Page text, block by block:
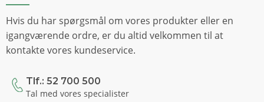
Hvis du har spørgsmål om vores produkter eller en
igangværende ordre, er du altid velkommen til at
kontakte vores kundeservice.
Tlf.: 52 700 500
Tal med vores specialister